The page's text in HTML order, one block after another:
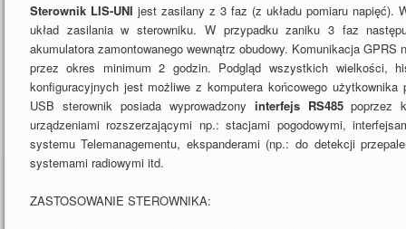
Sterownik LIS-UNI jest zasilany z 3 faz (z układu pomiaru napięć).
układ zasilania w sterowniku. W przypadku zaniku 3 faz
akumulatora zamontowanego wewnątrz obudowy. Komunikacja
przez okres minimum 2 godzin. Podgląd wszystkich wielkości,
konfiguracyjnych jest możliwe z komputera końcowego użytkownika
USB sterownik posiada wyprowadzony interfejs RS485poprzez
urządzeniami rozszerzającymi np.: stacjami pogodowymi,
systemu Telemanagementu, ekspanderami (np.: do detekcji
systemami radiowymi itd.
ZASTOSOWANIE STEROWNIKA: